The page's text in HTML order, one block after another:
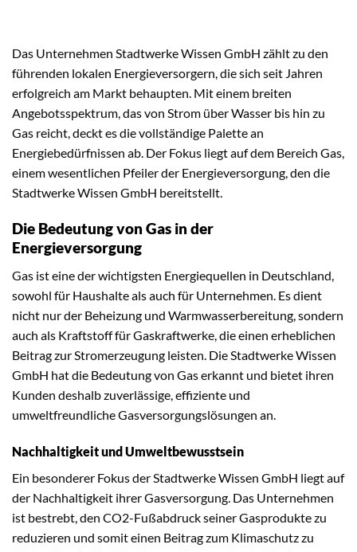
Das Unternehmen Stadtwerke Wissen GmbH zählt zu den
führenden lokalen Energieversorgern, die sich seit Jahren
erfolgreich am Markt behaupten. Mit einem breiten
Angebotsspektrum, das von Strom über Wasser bis hin zu
Gas reicht, deckt es die vollständige Palette an
Energiebedürfnissen ab. Der Fokus liegt auf dem Bereich Gas,
einem wesentlichen Pfeiler der Energieversorgung, den die
Stadtwerke Wissen GmbH bereitstellt.
Die Bedeutung von Gas in der
Energieversorgung
Gas ist eine der wichtigsten Energiequellen in Deutschland,
sowohl für Haushalte als auch für Unternehmen. Es dient
nicht nur der Beheizung und Warmwasserbereitung, sondern
auch als Kraftstoff für Gaskraftwerke, die einen erheblichen
Beitrag zur Stromerzeugung leisten. Die Stadtwerke Wissen
GmbH hat die Bedeutung von Gas erkannt und bietet ihren
Kunden deshalb zuverlässige, effiziente und
umweltfreundliche Gasversorgungslösungen an.
Nachhaltigkeit und Umweltbewusstsein
Ein besonderer Fokus der Stadtwerke Wissen GmbH liegt auf
der Nachhaltigkeit ihrer Gasversorgung. Das Unternehmen
ist bestrebt, den CO2-Fußabdruck seiner Gasprodukte zu
reduzieren und somit einen Beitrag zum Klimaschutz zu